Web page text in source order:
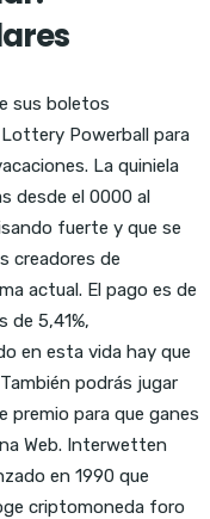
sus boletos
Powerball para
La quiniela
desde el 0000 al
fuerte y que se
creadores de
actual. El pago es de
de 5,41%,
en esta vida hay que
podrás jugar
premio para que ganes
Web. Interwetten
en 1990 que
criptomoneda foro